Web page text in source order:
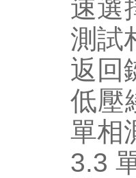
速選
測試
返回
低壓
單相
3.3